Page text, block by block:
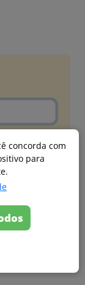
concorda com
para
senha